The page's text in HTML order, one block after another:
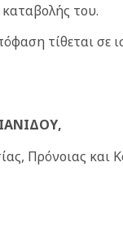
του.
τίθεται σε
Πρόνοιας και